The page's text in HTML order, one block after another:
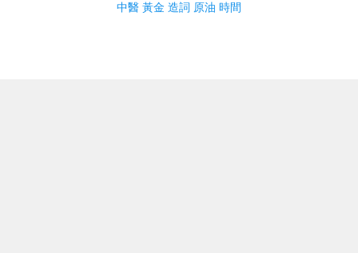
中醫 黃金 造詞 原油 時間